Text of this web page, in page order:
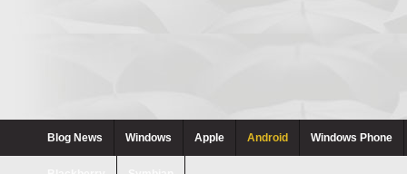
Blog News Windows Apple Android Windows Phone